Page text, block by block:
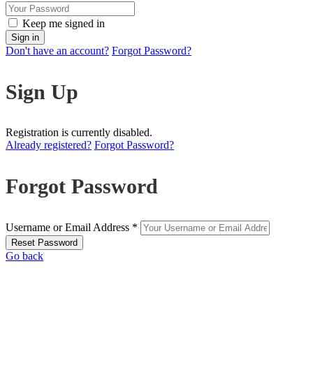
Keep me signed in
Don't have an account? Forgot Password?
Sign Up
Registration is currently disabled.
Already registered? Forgot Password?
Forgot Password
Username or Email Address *
Go back